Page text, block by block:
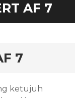
AF 7
7
ketujuh